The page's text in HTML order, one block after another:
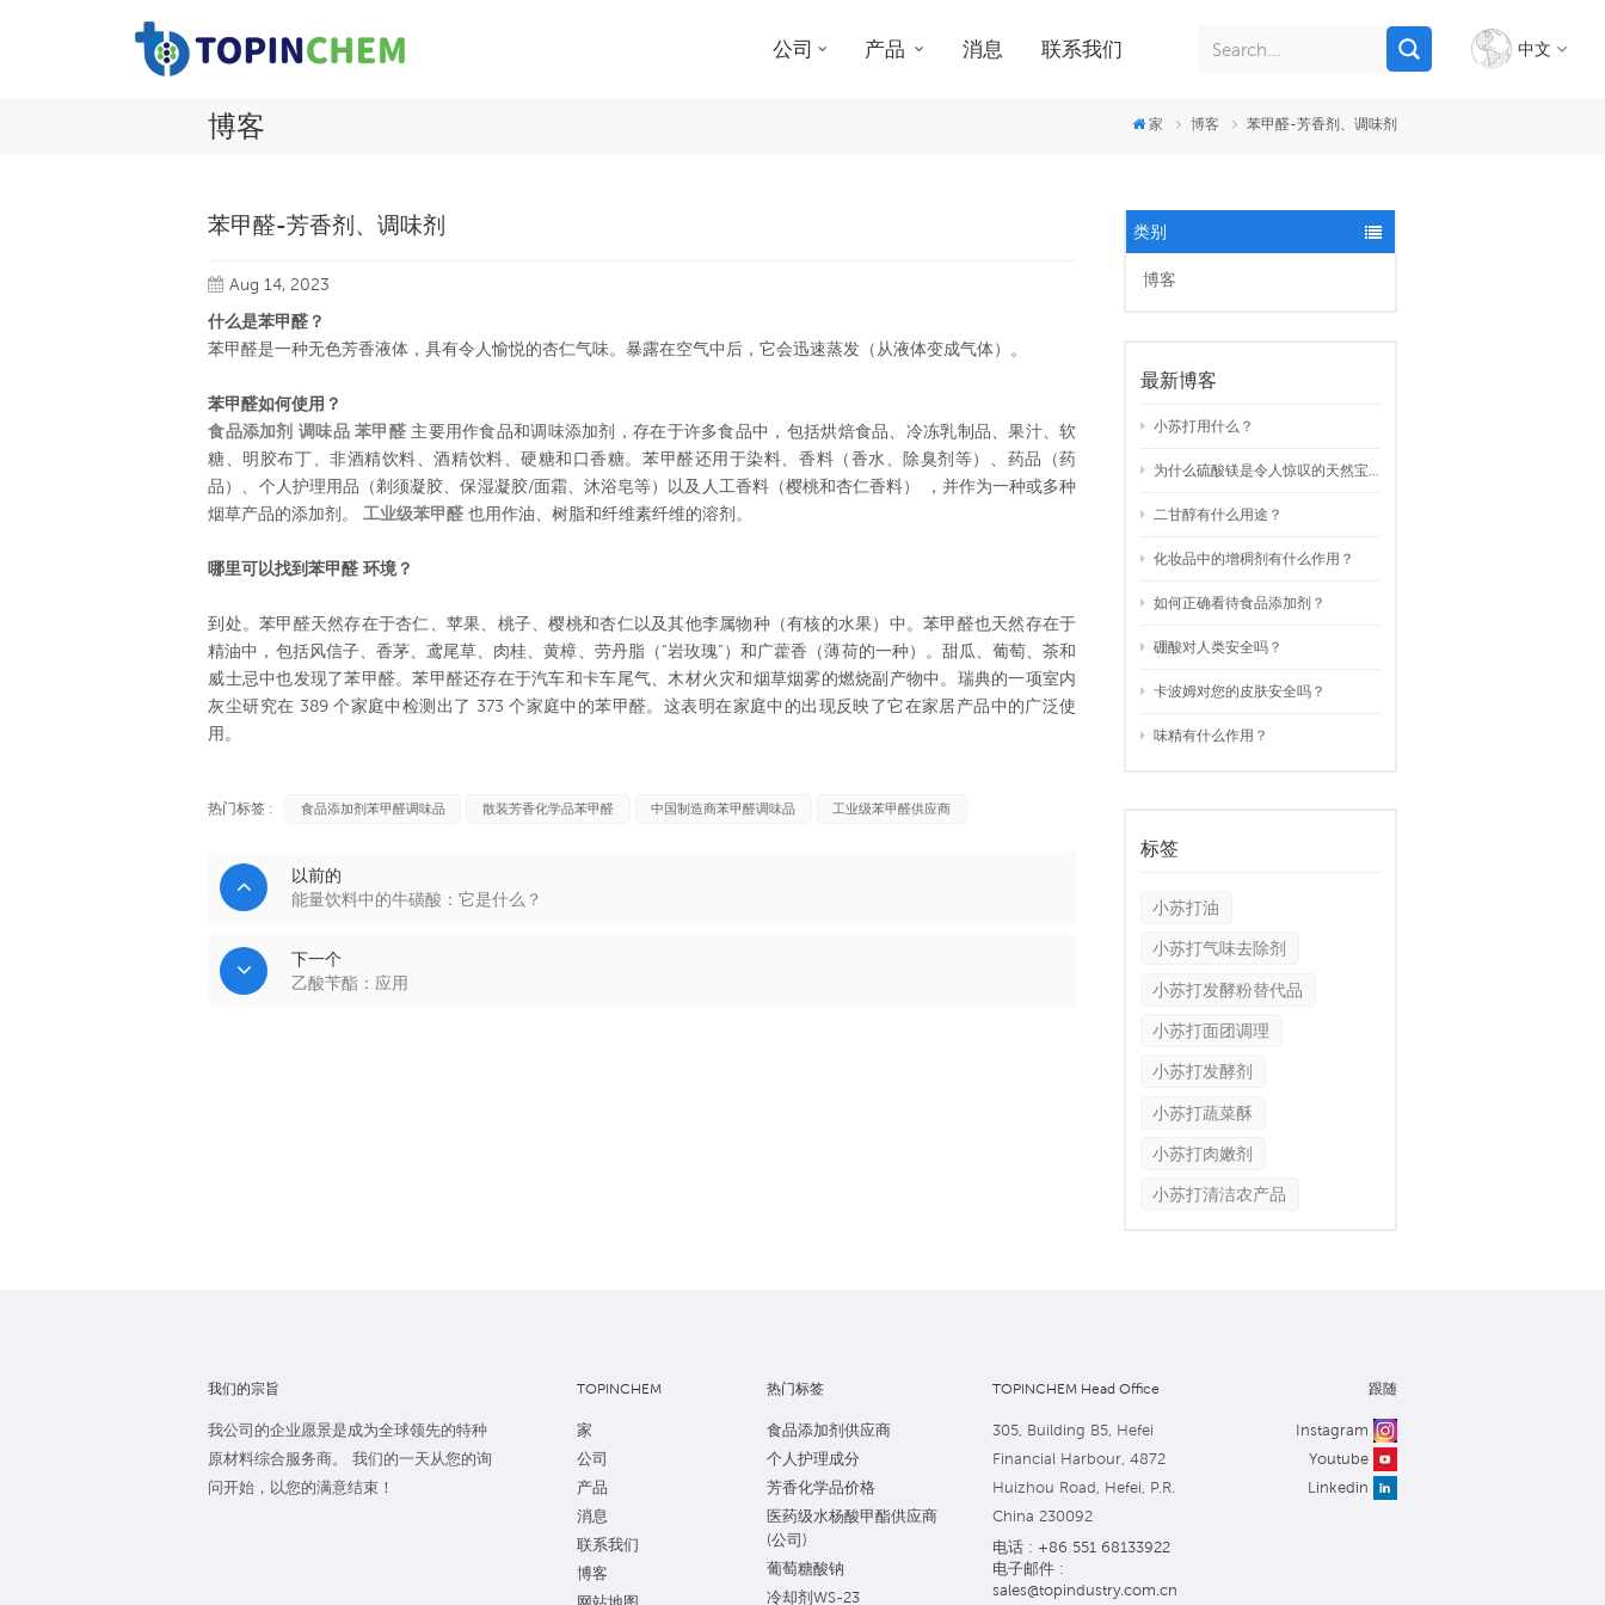
公司 产品 消息 联系我们 中文
博客 家 博客 苯甲醛-芳香剂、调味剂
类别
博客
最新博客
小苏打用什么？
为什么硫酸镁是令人惊叹的天然宝藏？
二甘醇有什么用途？
化妆品中的增稠剂有什么作用？
如何正确看待食品添加剂？
硼酸对人类安全吗？
卡波姆对您的皮肤安全吗？
味精有什么作用？
标签
小苏打油
小苏打气味去除剂
小苏打发酵粉替代品
小苏打面团调理
小苏打发酵剂
小苏打蔬菜酥
小苏打肉嫩剂
小苏打清洁农产品
苯甲醛-芳香剂、调味剂
Aug 14, 2023
什么是苯甲醛？
苯甲醛是一种无色芳香液体，具有令人愉悦的杏仁气味。暴露在空气中后，它会迅速蒸发（从液体变成气体）。
苯甲醛如何使用？
食品添加剂 调味品 苯甲醛 主要用作食品和调味添加剂，存在于许多食品中，包括烘焙食品、冷冻乳制品、果汁、软
糖、明胶布丁、非酒精饮料、酒精饮料、硬糖和口香糖。苯甲醛还用于染料、香料（香水、除臭剂等）、药品（药
品）、个人护理用品（剃须凝胶、保湿凝胶/面霜、沐浴皂等）以及人工香料（樱桃和杏仁香料） ，并作为一种或多种
烟草产品的添加剂。工业级苯甲醛 也用作油、树脂和纤维素纤维的溶剂。
哪里可以找到苯甲醛环境？
到处。苯甲醛天然存在于杏仁、苹果、桃子、樱桃和杏仁以及其他李属物种（有核的水果）中。苯甲醛也天然存在于
精油中，包括风信子、香茅、鸢尾草、肉桂、黄樟、劳丹脂（“岩玫瑰”）和广藿香（薄荷的一种）。甜瓜、葡萄、茶和
威士忌中也发现了苯甲醛。苯甲醛还存在于汽车和卡车尾气、木材火灾和烟草烟雾的燃烧副产物中。瑞典的一项室内
灰尘研究在 389 个家庭中检测出了 373 个家庭中的苯甲醛。这表明在家庭中的出现反映了它在家居产品中的广泛使
用。
热门标签 : 食品添加剂苯甲醛调味品 散装芳香化学品苯甲醛 中国制造商苯甲醛调味品 工业级苯甲醛供应商
以前的
能量饮料中的牛磺酸：它是什么？
下一个
乙酸苄酯：应用
我们的宗旨
我公司的企业愿景是成为全球领先的特种
原材料综合服务商。 我们的一天从您的询
问开始，以您的满意结束！
TOPINCHEM
家
公司
产品
消息
联系我们
博客
热门标签
食品添加剂供应商
个人护理成分
芳香化学品价格
医药级水杨酸甲酯供应商
(公司)
葡萄糖酸钠
冷却剂WS-23
TOPINCHEM Head Office
305, Building B5, Hefei
Financial Harbour, 4872
Huizhou Road, Hefei, P.R.
China 230092
电话 : +86 551 68133922
电子邮件 :
sales@topindustry.com.cn
跟随
Instagram
Youtube
Linkedin